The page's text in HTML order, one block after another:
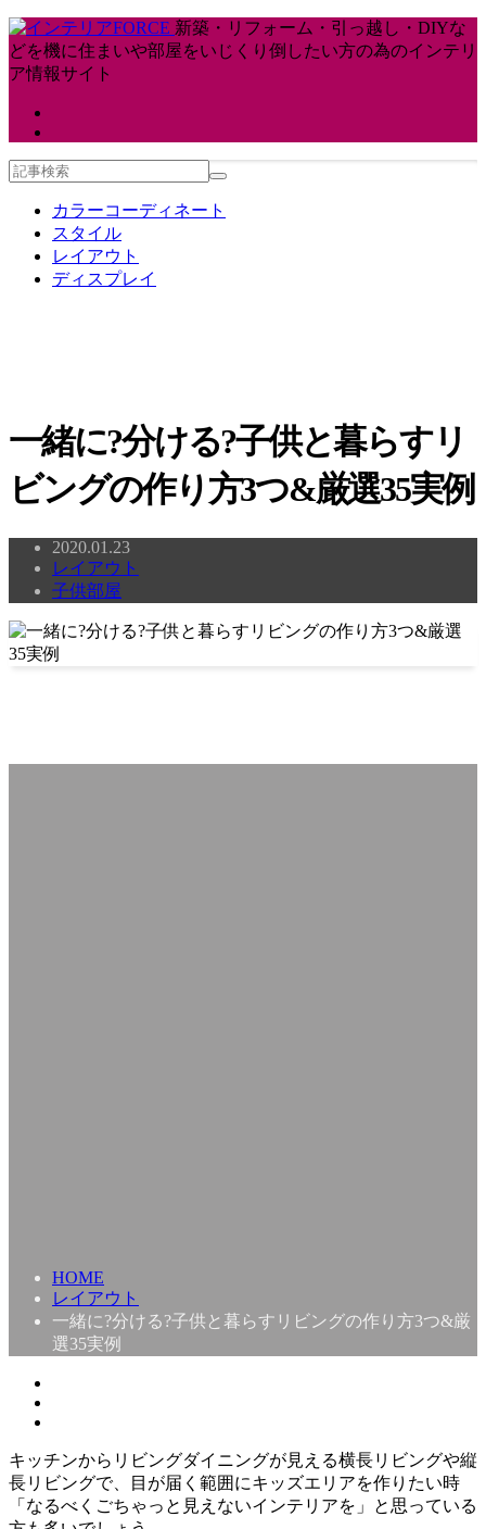
新築・リフォーム・引っ越し・DIYな
どを機に住まいや部屋をいじくり倒したい方の為のインテリ
ア情報サイト
カラーコーディネート
スタイル
レイアウト
ディスプレイ
一緒に?分ける?子供と暮らすリ
ビングの作り方3つ&厳選35実例
2020.01.23
レイアウト
子供部屋
HOME
レイアウト
一緒に?分ける?子供と暮らすリビングの作り方3つ&厳
選35実例
キッチンからリビングダイニングが見える横長リビングや縦
長リビングで、目が届く範囲にキッズエリアを作りたい時
「なるべくごちゃっと見えないインテリアを」と思っている